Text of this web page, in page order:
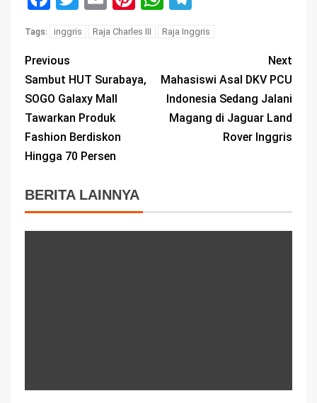
Tags: inggris Raja Charles III Raja Inggris
Previous
Sambut HUT Surabaya,
SOGO Galaxy Mall
Tawarkan Produk
Fashion Berdiskon
Hingga 70 Persen
Next
Mahasiswi Asal DKV PCU
Indonesia Sedang Jalani
Magang di Jaguar Land
Rover Inggris
BERITA LAINNYA